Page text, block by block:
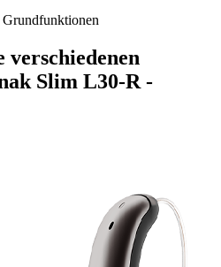
Grundfunktionen
verschiedenen
Slim L30-R -